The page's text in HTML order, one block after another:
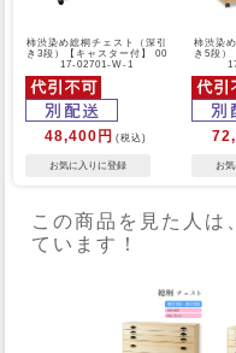
柿渋染め総桐チェスト（深引
き3段）【キャスター付】 00
17-02701-W-1
48,400円 (税込)
柿渋染
き5段）
この商品を見た人は
ています！